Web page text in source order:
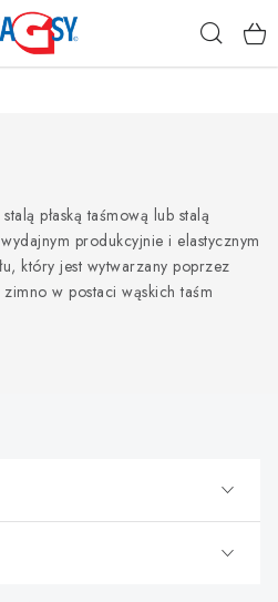
płaską taśmową lub stalą
produkcyjnie i elastycznym
który jest wytwarzany poprzez
w postaci wąskich taśm